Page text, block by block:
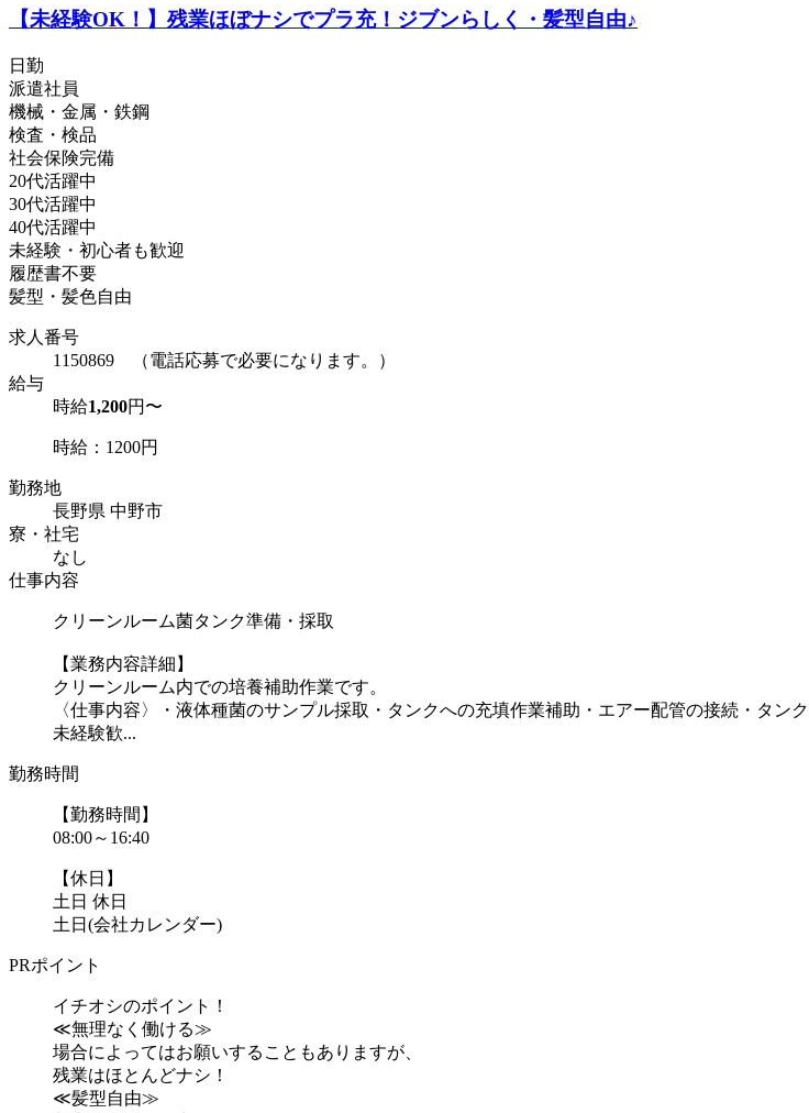
【未経験OK！】残業ほぼナシでプラ充！ジブンらしく・髪型自由♪
日勤
派遣社員
機械・金属・鉄鋼
検査・検品
社会保険完備
20代活躍中
30代活躍中
40代活躍中
未経験・初心者も歓迎
履歴書不要
髪型・髪色自由
求人番号
1150869 （電話応募で必要になります。）
給与
時給1,200円〜
時給：1200円
勤務地
長野県 中野市
寮・社宅
なし
仕事内容
クリーンルーム菌タンク準備・採取
【業務内容詳細】
クリーンルーム内での培養補助作業です。
〈仕事内容〉・液体種菌のサンプル採取・タンクへの充填作業補助・エアー配管の接続・タン
未経験歓...
勤務時間
【勤務時間】
08:00～16:40
【休日】
土日 休日
土日(会社カレンダー)
PRポイント
イチオシのポイント！
≪無理なく働ける≫
場合によってはお願いすることもありますが、
残業はほとんどナシ！
≪髪型自由≫